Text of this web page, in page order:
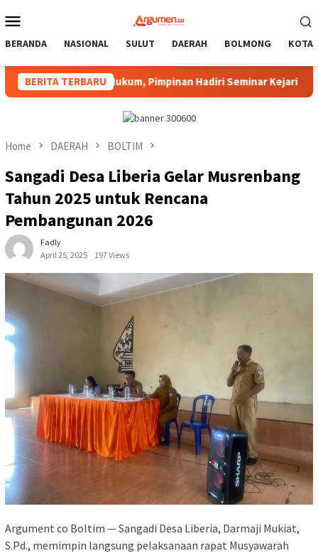
to
Menu
BERANDA NASIONAL SULUT DAERAH BOLMONG
BERITA TERBARU
Hukum, Pimpinan Hadiri Seminar Kejari Kotamobagu
Home DAERAH BOLTIM
Sangadi Desa Liberia Gelar Musrenbang
Tahun 2025 untuk Rencana
Pembangunan 2026
Fadly
April 25, 2025
197 Views
Argument co Boltim — Sangadi Desa Liberia, Darmaji Mukiat,
S.Pd., memimpin langsung pelaksanaan rapat Musyawarah